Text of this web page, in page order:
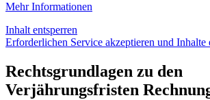
Mehr Informationen
Inhalt entsperren
Erforderlichen Service akzeptieren und Inhalte
Rechtsgrundlagen zu den
Verjährungsfristen